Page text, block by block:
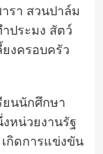
รา สวนปาล์ม
ประมง สัตว์
ยงครอบครัว
ยนนักศึกษา
หน่วยงานรัฐ
กิดการแข่งขัน